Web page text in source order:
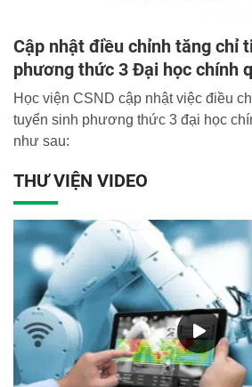
Cập nhật điều chỉnh tăng chỉ
phương thức 3 Đại học chính
Học viện CSND cập nhật việc điều
tuyển sinh phương thức 3 đại học
như sau:
THƯ VIỆN VIDEO